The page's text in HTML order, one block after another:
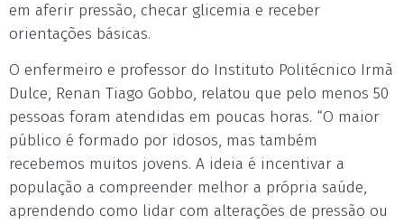
em aferir pressão, checar glicemia e receber
orientações básicas.
O enfermeiro e professor do Instituto Politécnico Irmã
Dulce, Renan Tiago Gobbo, relatou que pelo menos 50
pessoas foram atendidas em poucas horas. “O maior
público é formado por idosos, mas também
recebemos muitos jovens. A ideia é incentivar a
população a compreender melhor a própria saúde,
aprendendo como lidar com alterações de pressão ou